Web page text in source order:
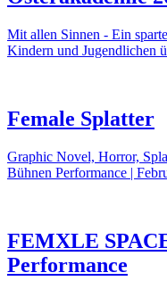
Mit allen Sinnen - Ein
Kindern und Jugendlichen
Female Splatter
Graphic Novel, Horror,
Bühnen Performance |
FEMXLE
Performance